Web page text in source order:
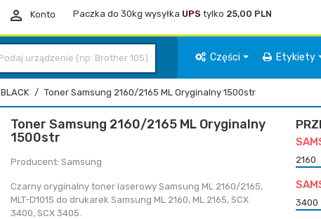
 Konto Paczka do 30kg wysyłka UPS tylko 25,00 PLN
Części Etykiety
BLACK Toner Samsung 2160/2165 ML Oryginalny 1500str
Toner Samsung 2160/2165 ML Oryginalny
1500str
Producent: Samsung
Czarny oryginalny toner laserowy Samsung ML 2160/2165,
MLT-D101S do drukarek Samsung ML 2160, ML 2165, SCX
3400, SCX 3405.
2160
3400